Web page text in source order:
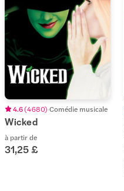
4.6(4 680) Comédie musicale
Wicked
à partir de
31,25 £